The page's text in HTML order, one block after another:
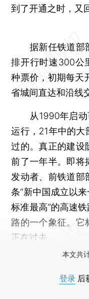
到了开通之时，又
据新任铁道部部
排开行时速300公
种票价，初期每天
省城间直达和沿线
从1990年启动
运行，21年中的大
过的。真正的建设
前了一年半。即将
发动者、前铁道部
条“新中国成立以
标准最高”的高速
路的一个象征。它
正在过去。
本文共
登录 后